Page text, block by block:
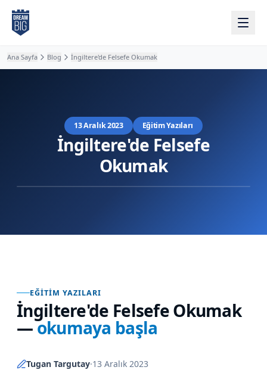
Ana içeriğe atla
Ana Sayfa Blog İngiltere'de Felsefe Okumak
13 Aralık 2023 Eğitim Yazıları
İngiltere'de Felsefe
Okumak
EĞITIM YAZILARI
İngiltere'de Felsefe Okumak
—okumaya başla
Tugan Targutay·13 Aralık 2023